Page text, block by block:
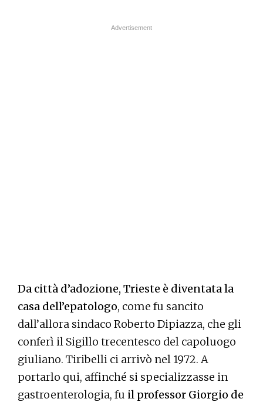
Da città d’adozione, Trieste è diventata la
casa dell’epatologo, come fu sancito
dall’allora sindaco Roberto Dipiazza, che gli
conferì il Sigillo trecentesco del capoluogo
giuliano. Tiribelli ci arrivò nel 1972. A
portarlo qui, affinché si specializzasse in
gastroenterologia, fu il professor Giorgio de